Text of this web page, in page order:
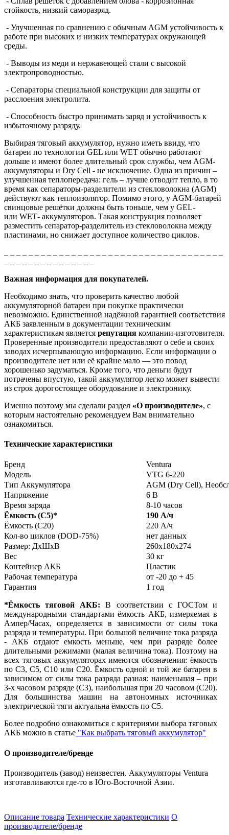
стойкость, низкий саморазряд.
- Улучшенная по сравнению с обычным AGM устойчивость к
работе при высоких и низких температурах окружающей
среды.
- Выводы из меди и нержавеющей стали с высокой
электропроводностью.
- Сепараторы специальной конструкции для защиты от
расслоения электролита.
- Способность быстро принимать заряд и устойчивость к
избыточному разряду.
Выбирая тяговый аккумулятор, нужно иметь ввиду, что
батареи по технологии GEL или WET обычно работают
дольше и имеют более длительный срок службы, чем AGM-
аккумуляторы и Dry Cell - не исключение. Одна из причин –
улучшенная теплопередача: гель – лучше отводит тепло, в то
время как сепараторы-разделители из стекловолокна (AGM)
действуют как теплоизолятор. Помимо этого, у AGM-батарей
свинцовые решётки должны быть тоньше, чем у GEL-
или WET- аккумуляторов. Такая конструкция позволяет
разместить сепаратор-разделитель из стекловолокна между
пластинами, но снижает доступное количество циклов.
Важная информация для покупателей.
Необходимо знать, что проверить качество любой
аккумуляторной батареи при покупке практически
невозможно. Единственной надёжной гарантией соответствия
АКБ заявленным в документации техническим
характеристикам является репутация компании-изготовителя.
Проверенные производители предоставляют о себе и своих
заводах исчерпывающую информацию. Если информации о
производителе нет или её крайне мало — это повод
хорошенько задуматься. Кроме того, что деньги будут
потрачены впустую, такой аккумулятор легко может вывести
из строя дорогостоящее оборудование и электронику.
Именно поэтому мы сделали раздел «О производителе», с
которым настоятельно рекомендуем Вам внимательно
ознакомиться.
Технические характеристики
Бренд
Ventura
Модель
VTG 6-220
Тип Аккумулятора
AGM (Dry Cell),
Напряжение
6 В
Время заряда
8-10 часов
Ёмкость (С5)*
190 А/ч
Ёмкость (С20)
220 А/ч
Кол-во циклов (DOD-75%)
нет данных
Размер: ДхШхВ
260x180x274
Вес
30 кг
Контейнер АКБ
Пластик
Рабочая температура
от -20 до + 45
Гарантия
1 год
*Ёмкость тяговой АКБ:В соответствии с ГОСТом и
международными стандартами ёмкость АКБ, измеряемая в
Ампер/Часах, определяется в зависимости от силы тока
разряда и температуры. При большой величине тока разряда
- АКБ отдают емкость меньше, чем при разряде более
длительными режимами (малая величина тока). Поэтому на
всех тяговых аккумуляторах имеются обозначения: ёмкость
по С3, С5, С10 или С20. Ёмкость одной и той же батареи в
зависимом от силы тока разряда разная: наименьшая – при
3-х часовом разряде (С3), наибольшая при 20 часовом (С20).
Для большинства машин на автономных источниках
электрической тяги актуальна ёмкость по С5.
Более подробно ознакомиться с критериями выбора тяговых
АКБ можно в статье "Как выбрать тяговый аккумулятор"
О производителе/бренде
Производитель (завод) неизвестен. Аккумуляторы Ventura
изготавливаются где-то в Юго-Восточной Азии.
Описание товара Технические характеристики О
производителе/бренде